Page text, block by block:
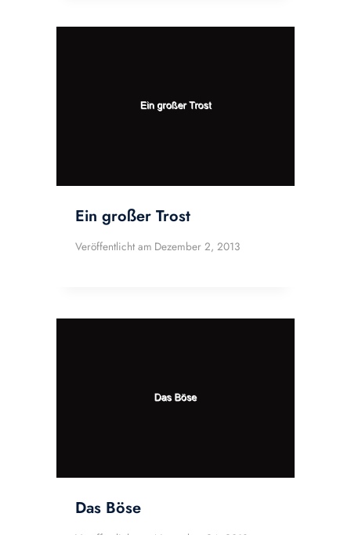
Ein großer Trost
Veröffentlicht am Dezember 2, 2013
Das Böse